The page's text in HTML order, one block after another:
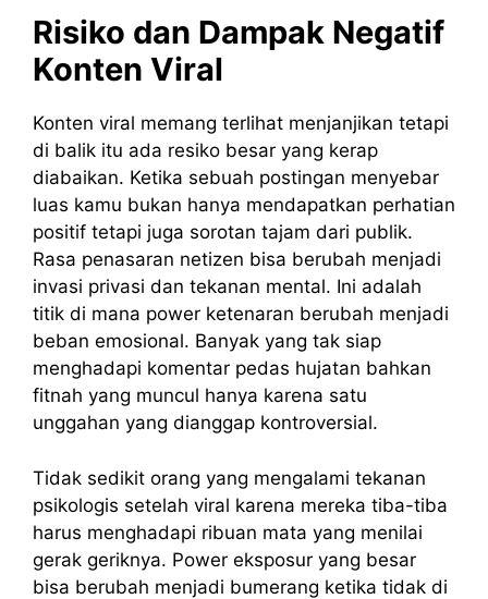
Risiko dan Dampak Negatif
Konten Viral
Konten viral memang terlihat menjanjikan tetapi
di balik itu ada resiko besar yang kerap
diabaikan. Ketika sebuah postingan menyebar
luas kamu bukan hanya mendapatkan perhatian
positif tetapi juga sorotan tajam dari publik.
Rasa penasaran netizen bisa berubah menjadi
invasi privasi dan tekanan mental. Ini adalah
titik di mana power ketenaran berubah menjadi
beban emosional. Banyak yang tak siap
menghadapi komentar pedas hujatan bahkan
fitnah yang muncul hanya karena satu
unggahan yang dianggap kontroversial.
Tidak sedikit orang yang mengalami tekanan
psikologis setelah viral karena mereka tiba-tiba
harus menghadapi ribuan mata yang menilai
gerak geriknya. Power eksposur yang besar
bisa berubah menjadi bumerang ketika tidak di